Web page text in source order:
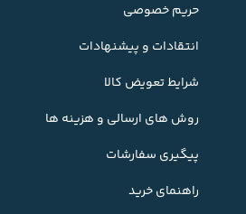
حریم خصوصی
انتقادات و پیشنهادات
شرایط تعویض کالا
روش های ارسالی و هزینه ها
پیگیری سفارشات
راهنمای خرید